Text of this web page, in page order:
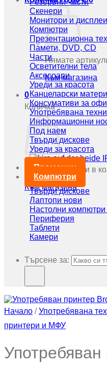
Нямате
Към магазина
0
Количка
Нямате артикули в
Към магазина
Резервни части
Скенери
Монитори и дисплеи
Компютри
Презентационна
Памети, DVD, CD
Части
Осветителни тела
Аксесоари
Уреди за красота
Канцеларски
Консумативи за
Употребявана
Информационни
Под наем
Твърди дискове
Уреди за красота
Промоции
Компютри
Твърди дискове
Лаптопи нови
Настолни компютри
Периферия
Таблети
Камери
Търсене за:
Начало / Употребявана
принтери и МФУ
Употребяван